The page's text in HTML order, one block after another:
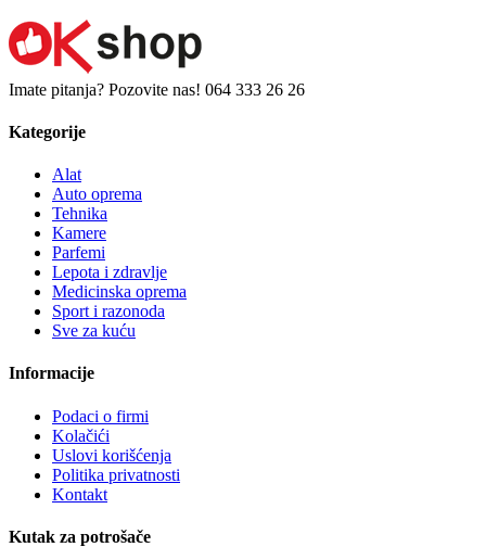
Imate pitanja? Pozovite nas! 064 333 26 26
Kategorije
Alat
Auto oprema
Tehnika
Kamere
Parfemi
Lepota i zdravlje
Medicinska oprema
Sport i razonoda
Sve za kuću
Informacije
Podaci o firmi
Kolačići
Uslovi korišćenja
Politika privatnosti
Kontakt
Kutak za potrošače